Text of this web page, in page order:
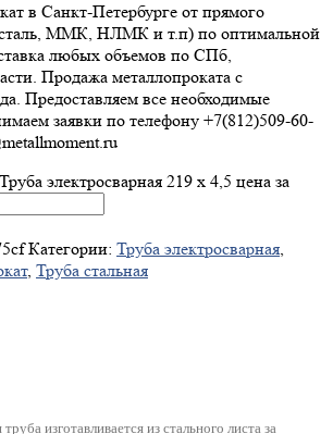
в Санкт-Петербурге от прямого
ММК, НЛМК и т.п) по оптимальной
любых объемов по СПб,
Продажа металлопроката с
Предоставляем все необходимые
заявки по телефону +7(812)509-60-
электросварная 219 х 4,5 цена за
Категории: Труба электросварная,
, Труба стальная
изготавливается из стального листа за